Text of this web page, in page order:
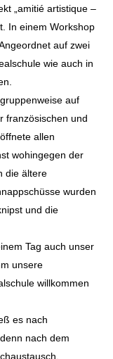
„amitié artistique –
In einem Workshop
auf zwei
wie auch in
auf
französischen und
allen
wohingegen der
die ältere
wurden
und die
Tag auch unser
unsere
willkommen
es nach
nach dem